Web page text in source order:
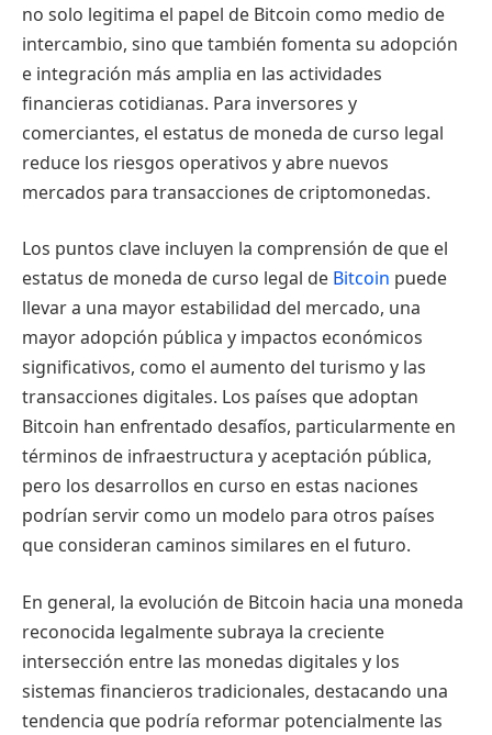
no solo legitima el papel de Bitcoin como medio de
intercambio, sino que también fomenta su adopción
e integración más amplia en las actividades
financieras cotidianas. Para inversores y
comerciantes, el estatus de moneda de curso legal
reduce los riesgos operativos y abre nuevos
mercados para transacciones de criptomonedas.
Los puntos clave incluyen la comprensión de que el
estatus de moneda de curso legal de Bitcoin puede
llevar a una mayor estabilidad del mercado, una
mayor adopción pública y impactos económicos
significativos, como el aumento del turismo y las
transacciones digitales. Los países que adoptan
Bitcoin han enfrentado desafíos, particularmente en
términos de infraestructura y aceptación pública,
pero los desarrollos en curso en estas naciones
podrían servir como un modelo para otros países
que consideran caminos similares en el futuro.
En general, la evolución de Bitcoin hacia una moneda
reconocida legalmente subraya la creciente
intersección entre las monedas digitales y los
sistemas financieros tradicionales, destacando una
tendencia que podría reformar potencialmente las